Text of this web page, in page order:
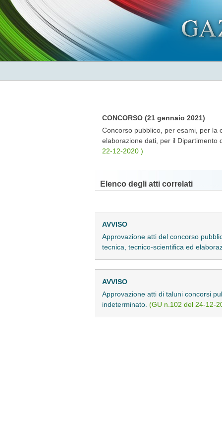
CONCORSO (21 gennaio 2021)
Concorso pubblico, per esami, per la
elaborazione dati, per il
22-12-2020 )
Elenco degli atti correlati
AVVISO
Approvazione atti del concorso
tecnica, tecnico-scientifica ed
AVVISO
Approvazione atti di taluni concorsi
indeterminato. (GU n.102 del 24-12-